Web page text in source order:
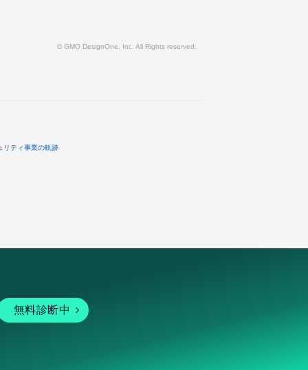
© GMO DesignOne, Inc. All Rights reserved.
リティ事業の軌跡
無料診断中